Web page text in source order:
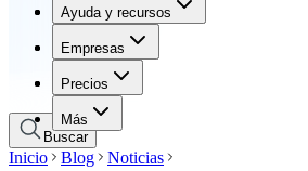
Ayuda y recursos
Empresas
Precios
Más
Ayuda y recursos
Empresas
Precios
Buscar
Inicio Blog
Noticias